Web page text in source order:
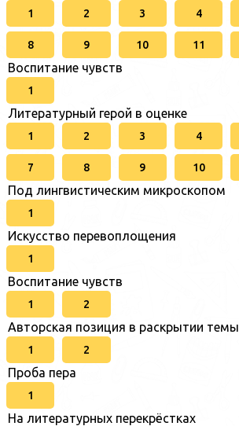
1 2 3 4
8 9 10 11
Воспитание чувств
1
Литературный герой в оценке
1 2 3 4
7 8 9 10
Под лингвистическим микроскопом
1
Искусство перевоплощения
1
Воспитание чувств
1 2
Авторская позиция в раскрытии темы
1 2
Проба пера
1
На литературных перекрёстках